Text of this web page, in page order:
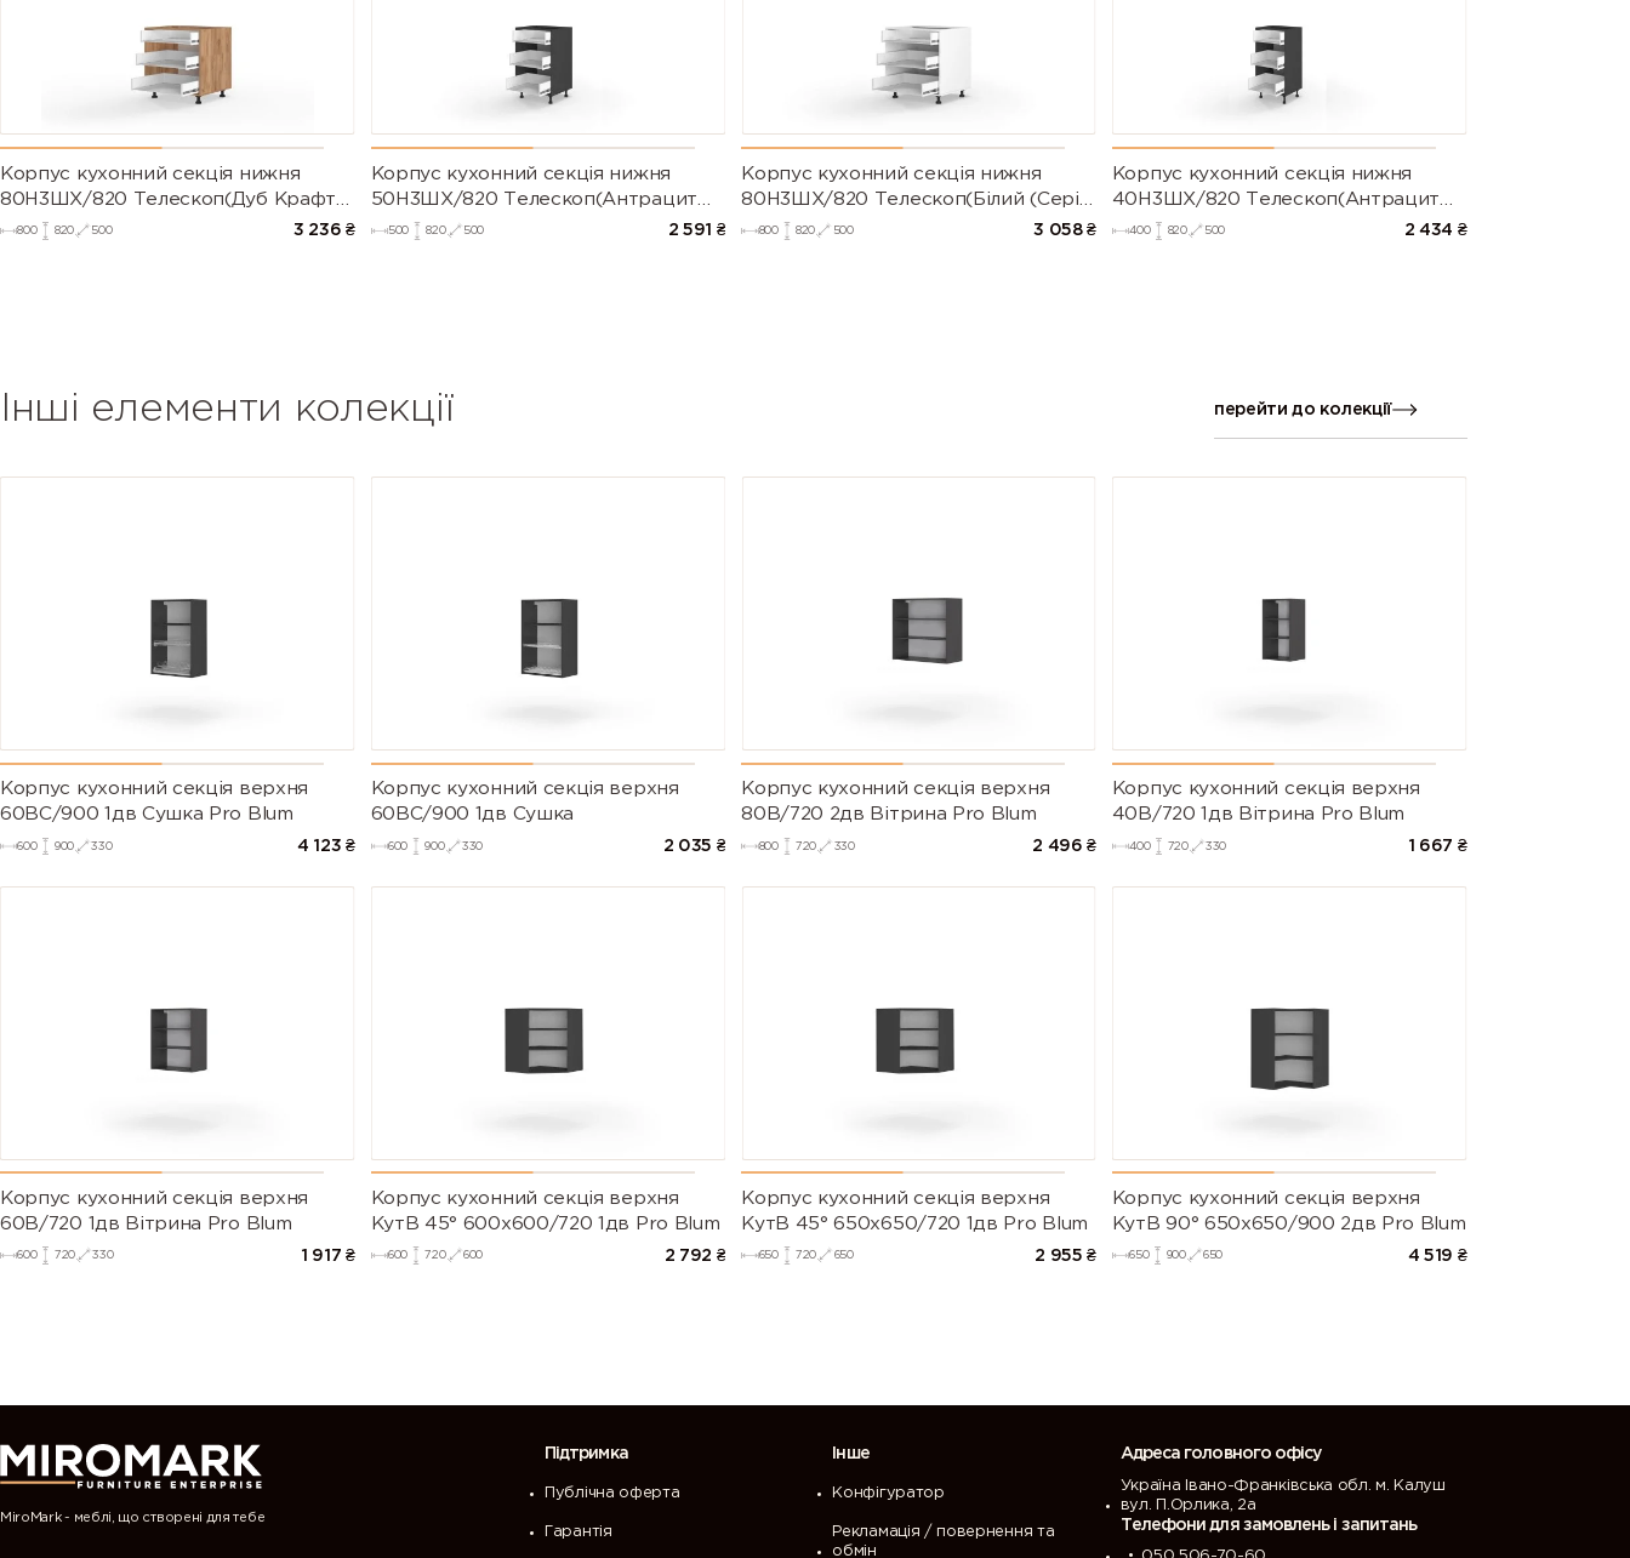
Корпус кухонний секція нижня
80Н3ШХ/820 Телескоп(Дуб Крафт
(Серія М))
800 820 500 3 236 ₴
Корпус кухонний секція нижня
50Н3ШХ/820 Телескоп(Антрацит
(Серія М))
500 820 500 2 591 ₴
Корпус кухонний секція нижня
80Н3ШХ/820 Телескоп(Білий (Серія
М))
800 820 500 3 058 ₴
Корпус кухонний секція нижня
40Н3ШХ/820 Телескоп(Антрацит
(Серія М))
400 820 500 2 434 ₴
Інші елементи колекції перейти до колекції
Корпус кухонний секцiя верхня
60ВС/900 1дв Сушка Pro Blum
600 900 330 4 123 ₴
Корпус кухонний секцiя верхня
60ВС/900 1дв Сушка
600 900 330 2 035 ₴
Корпус кухонний секцiя верхня
80В/720 2дв Вітрина Pro Blum
800 720 330 2 496 ₴
Корпус кухонний секцiя верхня
40В/720 1дв Вітрина Pro Blum
400 720 330 1 667 ₴
Корпус кухонний секцiя верхня
60В/720 1дв Вітрина Pro Blum
600 720 330 1 917 ₴
Корпус кухонний секцiя верхня
КутВ 45° 600х600/720 1дв Pro Blum
600 720 600 2 792 ₴
Корпус кухонний секцiя верхня
КутВ 45° 650х650/720 1дв Pro Blum
650 720 650 2 955 ₴
Корпус кухонний секцiя верхня
КутВ 90° 650х650/900 2дв Pro Blum
650 900 650 4 519 ₴
MiroMark - меблі, що створені для тебе
Підтримка
Публічна оферта
Гарантія
Інше
Конфігуратор
Рекламація / повернення та
обмін
Адреса головного офісу
Україна Івано-Франківська обл. м. Калуш
вул. П.Орлика, 2а
Телефони для замовлень і запитань